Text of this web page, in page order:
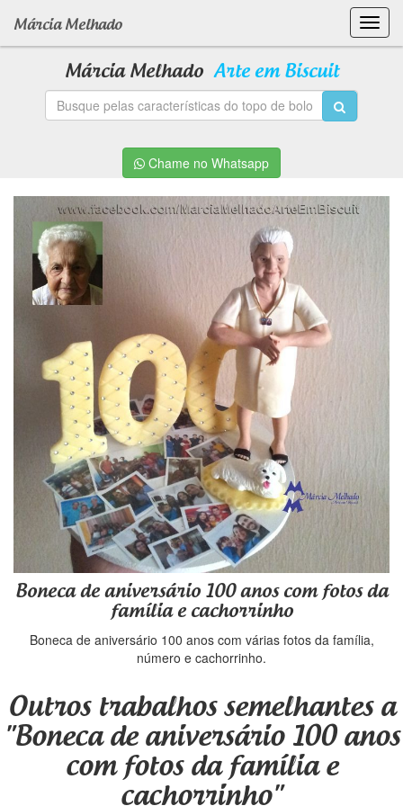
Márcia Melhado
Márcia Melhado Arte em Biscuit
Chame no Whatsapp
Boneca de aniversário 100 anos com fotos da
família e cachorrinho
Boneca de aniversário 100 anos com várias fotos da família,
número e cachorrinho.
Outros trabalhos semelhantes a
"Boneca de aniversário 100 anos
com fotos da família e
cachorrinho"